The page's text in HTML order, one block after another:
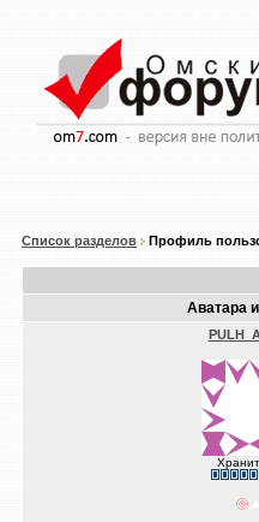
Список разделов Профиль
Аватара